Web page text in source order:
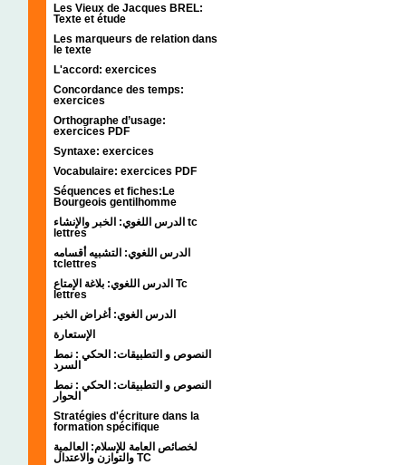
Les Vieux de Jacques BREL:
Texte et étude
Les marqueurs de relation dans
le texte
L'accord: exercices
Concordance des temps:
exercices
Orthographe d’usage:
exercices PDF
Syntaxe: exercices
Vocabulaire: exercices PDF
Séquences et fiches:Le
Bourgeois gentilhomme
الدرس اللغوي: الخبر والإنشاء tc
lettres
الدرس اللغوي: التشبيه أقسامه
tclettres
الدرس اللغوي: بلاغة الإمتاع Tc
lettres
الدرس الغوي: أغراض الخبر
الإستعارة
النصوص و التطبيقات: الحكي : نمط
السرد
النصوص و التطبيقات: الحكي : نمط
الحوار
Stratégies d'écriture dans la
formation spécifique
لخصائص العامة للإسلام: العالمية
والتوازن والاعتدال TC